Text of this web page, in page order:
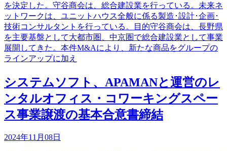
を決定した。守谷商会は、総合建設業を行っている。未来ネ
ットワークは、ユニットハウス全般に係る製造･設計･企画･
技術コンサルタントを行っている。目的守谷商会は、長野県
を主要基盤として大都市圏、中京圏で総合建設業として事業
展開してきた。本件M&Aにより、新たな商品をグループの
ラインアップに加え
システムソフト、APAMANと運営のレ
ンタルオフィス・コワーキングスペー
ス事業譲渡の基本合意書締結
2024年11月08日